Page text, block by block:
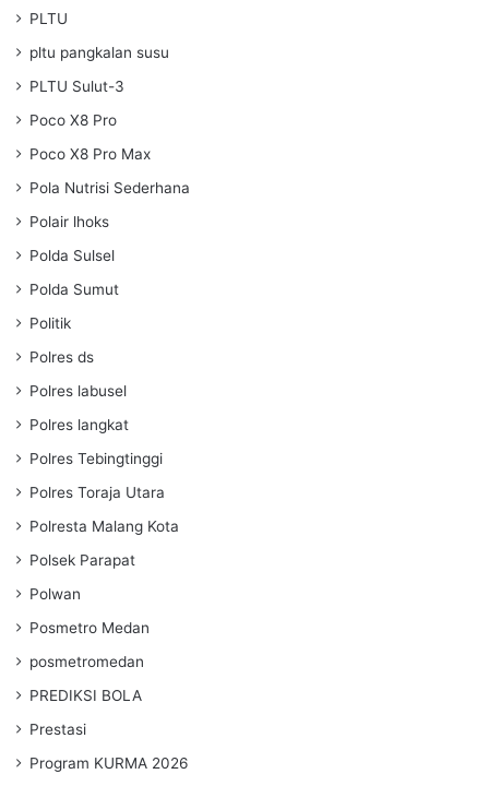
PLTU
pltu pangkalan susu
PLTU Sulut-3
Poco X8 Pro
Poco X8 Pro Max
Pola Nutrisi Sederhana
Polair lhoks
Polda Sulsel
Polda Sumut
Politik
Polres ds
Polres labusel
Polres langkat
Polres Tebingtinggi
Polres Toraja Utara
Polresta Malang Kota
Polsek Parapat
Polwan
Posmetro Medan
posmetromedan
PREDIKSI BOLA
Prestasi
Program KURMA 2026